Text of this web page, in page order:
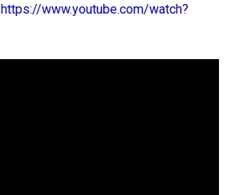
https://www.youtube.com/watch?